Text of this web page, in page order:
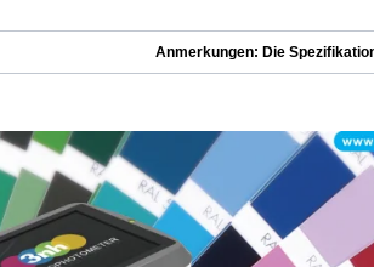
Anmerkungen: Die